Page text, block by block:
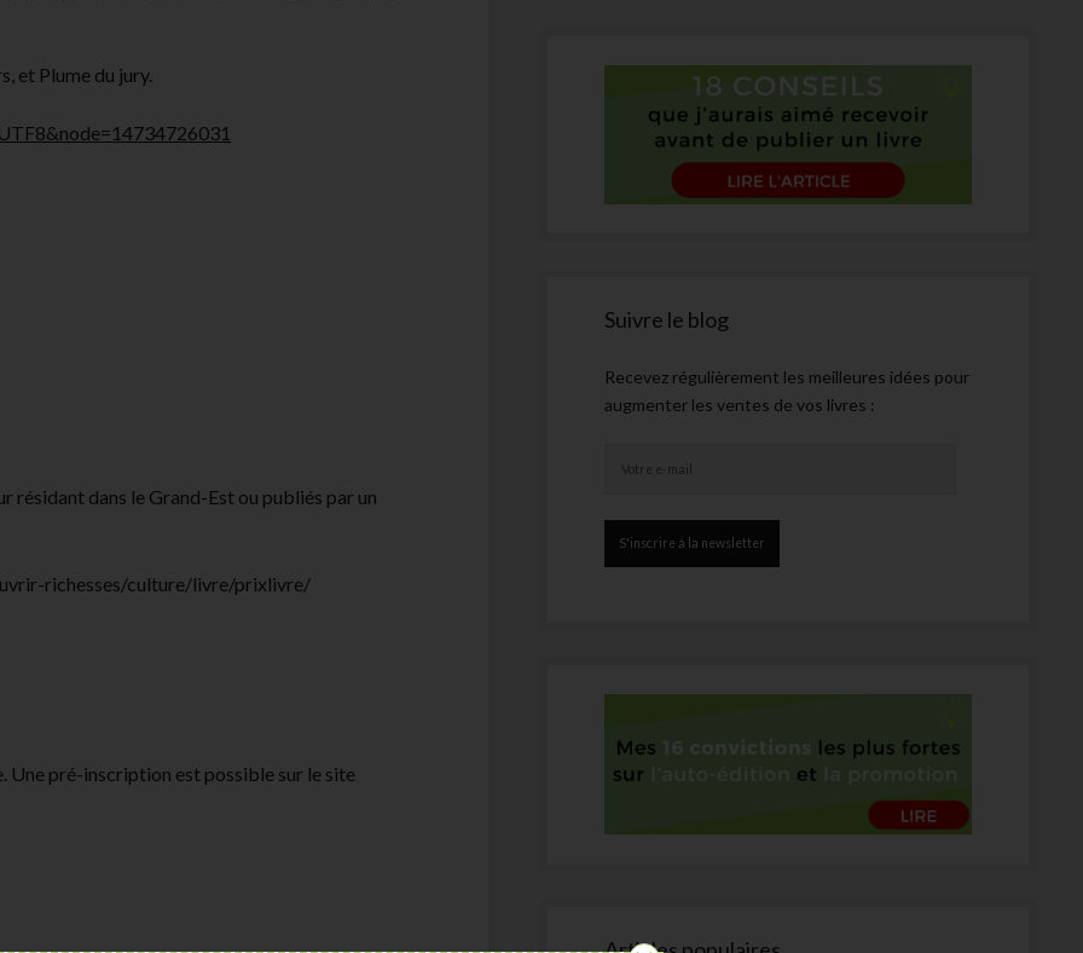
et Plume du jury.
résidant dans le Grand-Est ou publiés par un
richesses/culture/livre/prixlivre/
Une pré-inscription est possible sur le site
Suivre le blog
Recevez régulièrement les meilleures idées pour
augmenter les ventes de vos livres :